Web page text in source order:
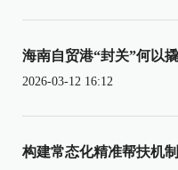
海南自贸港“封关”何以
2026-03-12 16:12
构建常态化精准帮扶机